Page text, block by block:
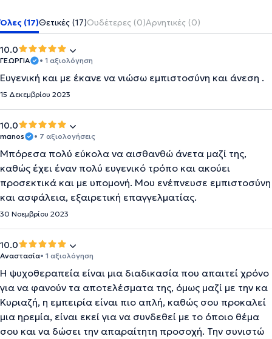
Όλες (17)Θετικές (17)Ουδέτερες (0)Αρνητικές (0)
10.0
ΓΕΩΡΓΙΑ • 1 αξιολόγηση
Ευγενική και με έκανε να νιώσω εμπιστοσύνη και άνεση .
15 Δεκεμβρίου 2023
10.0
manos • 7 αξιολογήσεις
Μπόρεσα πολύ εύκολα να αισθανθώ άνετα μαζί της,
καθώς έχει έναν πολύ ευγενικό τρόπο και ακούει
προσεκτικά και με υπομονή. Μου ενέπνευσε εμπιστοσύνη
και ασφάλεια, εξαιρετική επαγγελματίας.
30 Νοεμβρίου 2023
10.0
Αναστασία• 1 αξιολόγηση
Η ψυχοθεραπεία είναι μια διαδικασία που απαιτεί χρόνο
για να φανούν τα αποτελέσματα της, όμως μαζί με την κα
Κυριαζή, η εμπειρία είναι πιο απλή, καθώς σου προκαλεί
μια ηρεμία, είναι εκεί για να συνδεθεί με το όποιο θέμα
σου και να δώσει την απαραίτητη προσοχή. Την συνιστώ